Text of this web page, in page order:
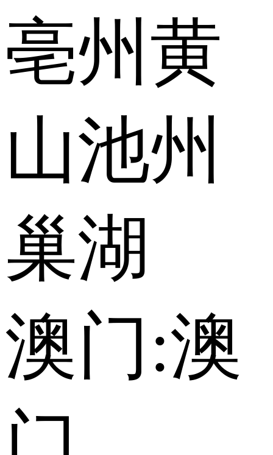
亳州 黄
山池州
巢湖
澳门:澳